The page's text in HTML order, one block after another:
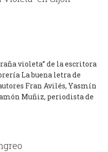
violeta” de la escritora
La buena letra de
Fran Avilés, Yasmín
Muñiz, periodista de